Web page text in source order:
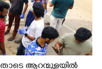
ആറന്മുളയിൽ